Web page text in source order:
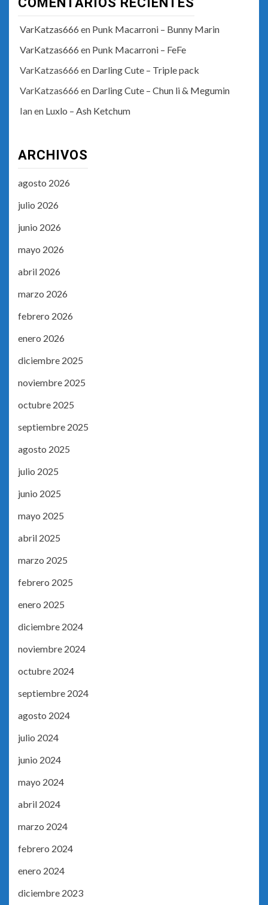
VarKatzas666 en Punk Macarroni – Bunny Marin
VarKatzas666 en Punk Macarroni – FeFe
VarKatzas666 en Darling Cute – Triple pack
VarKatzas666 en Darling Cute – Chun li & Megumin
Ianen Luxlo – Ash Ketchum
ARCHIVOS
agosto 2026
julio 2026
junio 2026
mayo 2026
abril 2026
marzo 2026
febrero 2026
enero 2026
diciembre 2025
noviembre 2025
octubre 2025
septiembre 2025
agosto 2025
julio 2025
junio 2025
mayo 2025
abril 2025
marzo 2025
febrero 2025
enero 2025
diciembre 2024
noviembre 2024
octubre 2024
septiembre 2024
agosto 2024
julio 2024
junio 2024
mayo 2024
abril 2024
marzo 2024
febrero 2024
enero 2024
diciembre 2023